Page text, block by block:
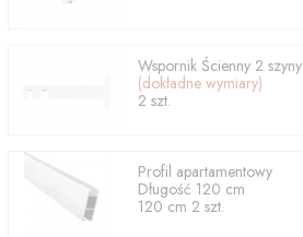
Wspornik Ścienny 2 szyny
(dokładne wymiary)
2 szt.
Profil apartamentowy
Długość 120 cm
120 cm 2 szt.